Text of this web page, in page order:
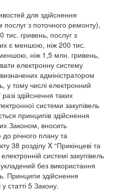
для здійснення
послуг з поточного ремонту),
тис. гривень, послуг з
є меншою, ніж 200 тис.
меншою, ніж 1,5 млн. гривень,
електронну систему
адміністратором
у тому числі електронний
здійснення таких
системи закупівель
принципів здійснення
Законом, вносить
річного плану та
38 розділу X “Прикінцеві та
системі закупівель
без використання
Принципи здійснення
у статті 5 Закону.